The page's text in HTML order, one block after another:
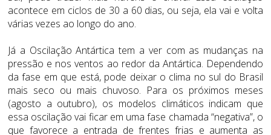
acontece em ciclos de 30 a 60 dias, ou seja, ela vai e volta
várias vezes ao longo do ano.
Já a Oscilação Antártica tem a ver com as mudanças na
pressão e nos ventos ao redor da Antártica. Dependendo
da fase em que está, pode deixar o clima no sul do Brasil
mais seco ou mais chuvoso. Para os próximos meses
(agosto a outubro), os modelos climáticos indicam que
essa oscilação vai ficar em uma fase chamada “negativa”, o
que favorece a entrada de frentes frias e aumenta as